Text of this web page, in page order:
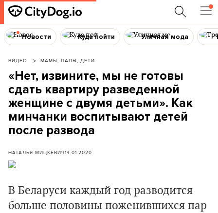
Новости Куда пойти Уличная мода
ВИДЕО МАМЫ, ПАПЫ, ДЕТИ
«Нет, извините, мы не готовы
сдать квартиру разведенной
женщине с двумя детьми». Как
минчанки воспитывают детей
после развода
НАТАЛЬЯ МИЦКЕВИЧ14.01.2020
В Беларуси каждый год разводится
больше половины поженившихся пар